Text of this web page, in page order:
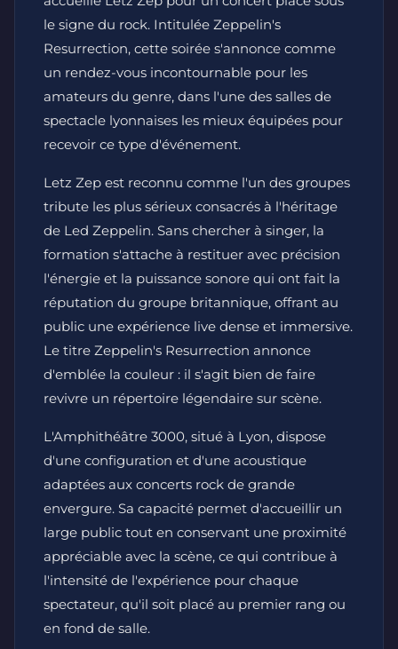
le signe du rock. Intitulée Zeppelin's
Resurrection, cette soirée s'annonce comme
un rendez-vous incontournable pour les
amateurs du genre, dans l'une des salles de
spectacle lyonnaises les mieux équipées pour
recevoir ce type d'événement.
Letz Zep est reconnu comme l'un des groupes
tribute les plus sérieux consacrés à l'héritage
de Led Zeppelin. Sans chercher à singer, la
formation s'attache à restituer avec précision
l'énergie et la puissance sonore qui ont fait la
réputation du groupe britannique, offrant au
public une expérience live dense et immersive.
Le titre Zeppelin's Resurrection annonce
d'emblée la couleur : il s'agit bien de faire
revivre un répertoire légendaire sur scène.
L'Amphithéâtre 3000, situé à Lyon, dispose
d'une configuration et d'une acoustique
adaptées aux concerts rock de grande
envergure. Sa capacité permet d'accueillir un
large public tout en conservant une proximité
appréciable avec la scène, ce qui contribue à
l'intensité de l'expérience pour chaque
spectateur, qu'il soit placé au premier rang ou
en fond de salle.